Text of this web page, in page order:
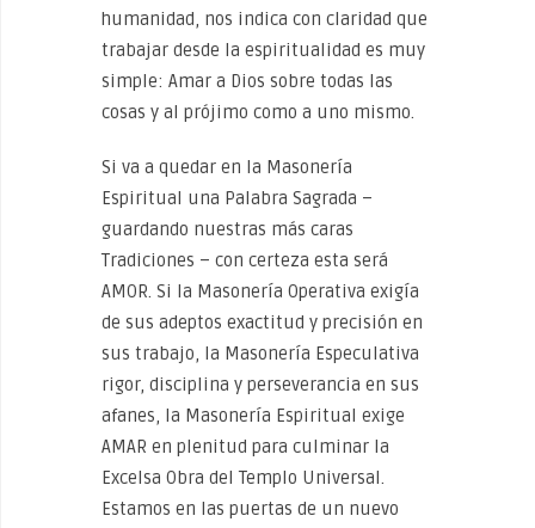
humanidad, nos indica con claridad que
trabajar desde la espiritualidad es muy
simple: Amar a Dios sobre todas las
cosas y al prójimo como a uno mismo.
Si va a quedar en la Masonería
Espiritual una Palabra Sagrada –
guardando nuestras más caras
Tradiciones – con certeza esta será
AMOR. Si la Masonería Operativa exigía
de sus adeptos exactitud y precisión en
sus trabajo, la Masonería Especulativa
rigor, disciplina y perseverancia en sus
afanes, la Masonería Espiritual exige
AMAR en plenitud para culminar la
Excelsa Obra del Templo Universal.
Estamos en las puertas de un nuevo